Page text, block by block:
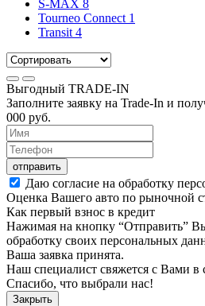
S-MAX 8
Tourneo Connect 1
Transit 4
Выгодный TRADE-IN
Заполните заявку на Trade-In и
000 руб.
отправить
Даю согласие на обработку
Оценка Вашего авто по рыночной
Как первый взнос в кредит
Нажимая на кнопку “Отправить” Вы
обработку своих персональных
Ваша заявка принята.
Наш специалист свяжется с Вами в
Спасибо, что выбрали нас!
Закрыть